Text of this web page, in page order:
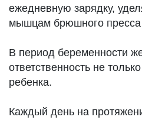
ежедневную зарядку,
мышцам брюшного
В период беременности
ответственность не
ребенка.
Каждый день на